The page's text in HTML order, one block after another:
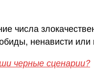
числа
ненависти
черные сценарии?